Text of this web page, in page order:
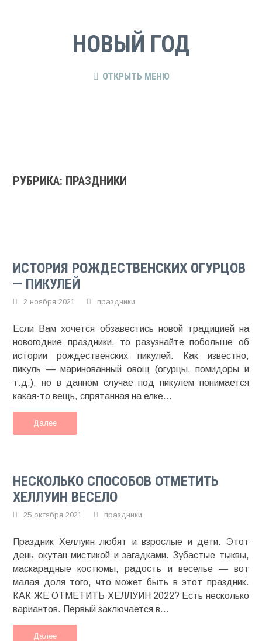
НОВЫЙ ГОД
ОТКРЫТЬ МЕНЮ
РУБРИКА: ПРАЗДНИКИ
ИСТОРИЯ РОЖДЕСТВЕНСКИХ ОГУРЦОВ
— ПИКУЛЕЙ
2 ноября 2021 праздники
Если Вам хочется обзавестись новой традицией на
новогодние праздники, то разузнайте побольше об
истории рождественских пикулей. Как известно,
пикуль — маринованный овощ (огурцы, помидоры и
т.д.), но в данном случае под пикулем понимается
какая-то вещь, спрятанная на елке...
Далее
НЕСКОЛЬКО СПОСОБОВ ОТМЕТИТЬ
ХЕЛЛУИН ВЕСЕЛО
25 октября 2021 праздники
Праздник Хеллуин любят и взрослые и дети. Этот
день окутан мистикой и загадками. Зубастые тыквы,
маскарадные костюмы, радость и веселье — вот
малая доля того, что может быть в этот праздник.
КАК ЖЕ ОТМЕТИТЬ ХЕЛЛУИН 2022? Есть несколько
вариантов. Первый заключается в...
Далее